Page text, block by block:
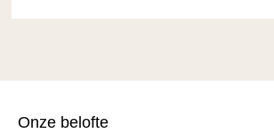
Onze belofte